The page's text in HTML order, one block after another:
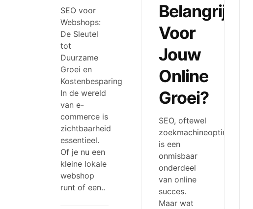
SEO voor
Webshops:
De Sleutel
tot
Duurzame
Groei en
Kostenbesparing
In de wereld
van e-
commerce is
zichtbaarheid
essentieel.
Of je nu een
kleine lokale
webshop
runt of een..
Belangrijk
Voor
Jouw
Online
Groei?
SEO, oftewel
zoekmachineoptimalisatie,
is een
onmisbaar
onderdeel
van online
succes.
Maar wat